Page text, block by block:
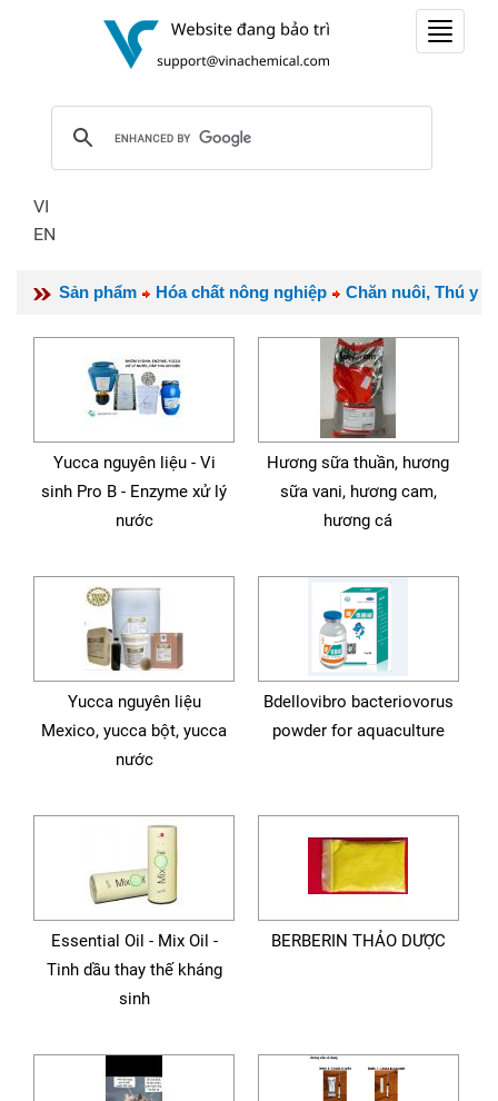
Toggle
VI
EN
Sản phẩm Hóa chất nông nghiệp Chăn nuôi, Thú y
Yucca nguyên liệu - Vi
sinh Pro B - Enzyme xử lý
nước
Hương sữa thuần, hương
sữa vani, hương cam,
hương cá
Yucca nguyên liệu
Mexico, yucca bột, yucca
nước
Bdellovibro bacteriovorus
powder for aquaculture
Essential Oil - Mix Oil -
Tinh dầu thay thế kháng
sinh
BERBERIN THẢO DƯỢC